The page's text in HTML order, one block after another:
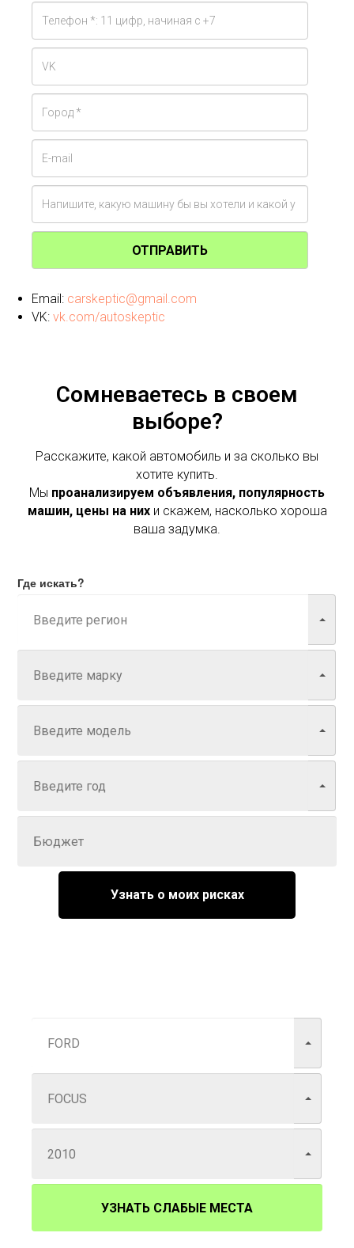
ОТПРАВИТЬ
Email: carskeptic@gmail.com
VK: vk.com/autoskeptic
Сомневаетесь в своем
выборе?
Расскажите, какой автомобиль и за сколько вы
хотите купить.
Мы проанализируем объявления, популярность
машин, цены на нихи скажем, насколько хороша
ваша задумка.
Где искать?
Узнать о моих рисках
УЗНАТЬ СЛАБЫЕ МЕСТА